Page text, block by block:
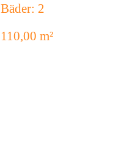
Bäder: 2
110,00 m²